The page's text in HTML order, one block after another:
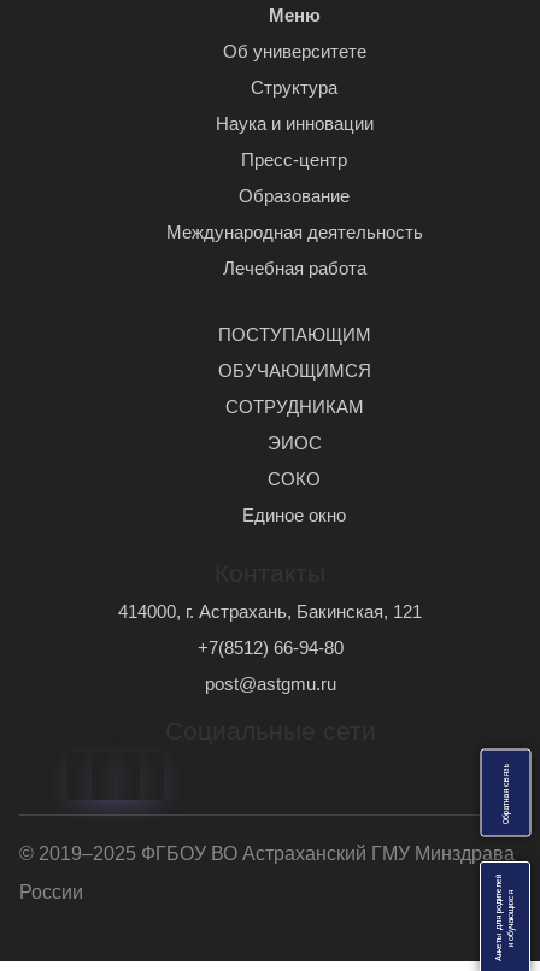
О
б
р
а
т
н
а
я
с
в
я
з
ь
Анкеты для родителей иобучающихс
я
Меню
Об университете
Структура
Наука и инновации
Пресс-центр
Образование
Международная деятельность
Лечебная работа
ПОСТУПАЮЩИМ
ОБУЧАЮЩИМСЯ
СОТРУДНИКАМ
ЭИОС
СОКО
Единое окно
414000, г. Астрахань, Бакинская, 121
+7(8512) 66-94-80
post@astgmu.ru
© 2019–2025 ФГБОУ ВО Астраханский ГМУ Минздрава
России